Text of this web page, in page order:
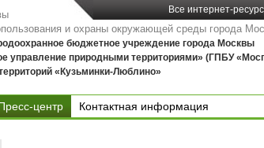
Все интернет-
и охраны окружающей среды города
бюджетное учреждение города Москвы
управление природными территориями» (ГПБУ
«Кузьминки-Люблино»
центр
Контактная информация